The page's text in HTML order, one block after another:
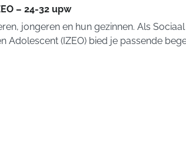
– 24-32 upw
jongeren en hun gezinnen. Als
Adolescent (IZEO) bied je passende